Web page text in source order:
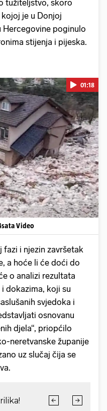
tužiteljstvo, skoro
je u Donjoj
Hercegovine poginulo
stijenja i pijeska.
01:18
Video
fazi i njezin završetak
a hoće li će doći do
o analizi rezultata
dokazima, koji su
svjedoka i
osnovanu
djela“, priopćilo
neretvanske županije
uz slučaj čija se